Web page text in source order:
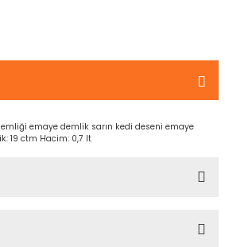
emaye demlik sarın kedi deseni emaye
19 ctm Hacim: 0,7 lt